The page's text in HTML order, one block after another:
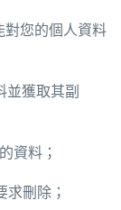
對您的個人資料
並獲取其副
資料；
求刪除；